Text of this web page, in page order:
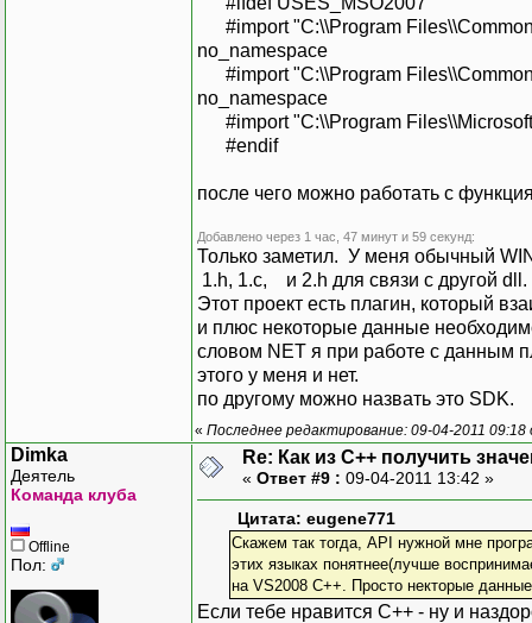
#import "C:\\Program
no_namespace
#import "C:\\Program
no_namespace
#import "C:\\Program
#endif
после чего можно работать с
Добавлено через 1 час, 47 минут и 59 секунд:
Только заметил. У меня обычный
1.h, 1.c, и 2.h для связи с другой
Этот проект есть плагин, который
и плюс некоторые данные
словом NET я при работе с данным
этого у меня и нет.
по другому можно назвать это SDK.
« Последнее редактирование: 09-04-2011
Dimka
Деятель
Команда клуба
Offline
Пол:
Re: Как из С++ получить
« Ответ #9 : 09-04-2011 13:42 »
Цитата: eugene771
Скажем так тогда, API нужной мне
этих языках понятнее(лучше
на VS2008 C++. Просто некторые
Если тебе нравится C++ - ну и